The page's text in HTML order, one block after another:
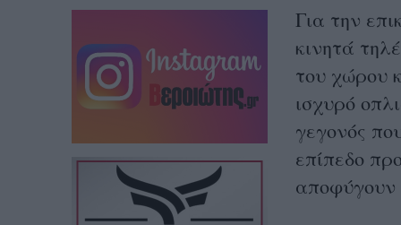
Για την
κινητά
του χώρου
ισχυρό
γεγονός
επίπεδο
αποφύγουν